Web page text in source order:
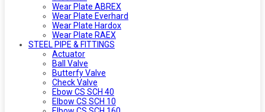
Wear Plate ABREX
Wear Plate Everhard
Wear Plate Hardox
Wear Plate RAEX
STEEL PIPE & FITTINGS
Actuator
Ball Valve
Butterfy Valve
Check Valve
Ebow CS SCH 40
Elbow CS SCH 10